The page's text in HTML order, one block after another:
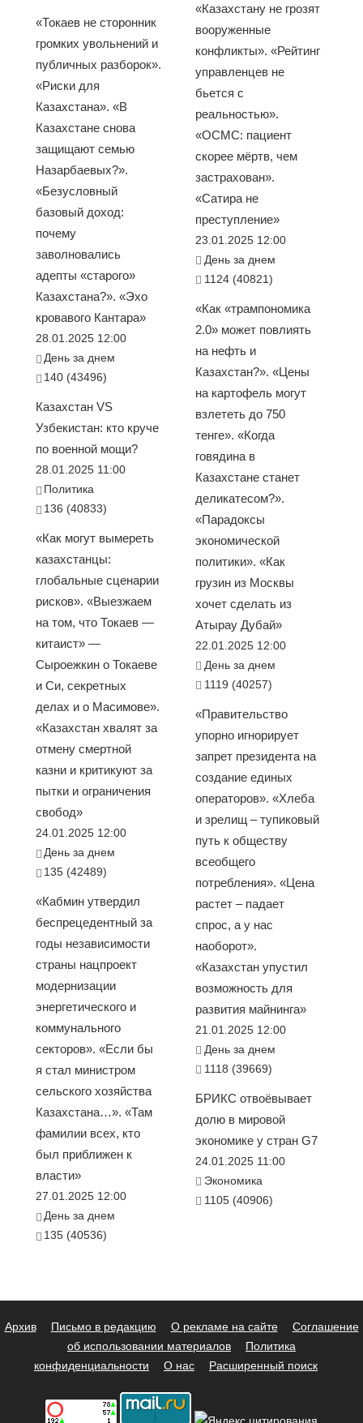
«Токаев не сторонник
громких увольнений и
публичных разборок».
«Риски для
Казахстана». «В
Казахстане снова
защищают семью
Назарбаевых?».
«Безусловный
базовый доход:
почему
заволновались
адепты «старого»
Казахстана?». «Эхо
кровавого Кантара»
28.01.2025 12:00
День за днем
140 (43496)
Казахстан VS
Узбекистан: кто круче
по военной мощи?
28.01.2025 11:00
Политика
136 (40833)
«Как могут вымереть
казахстанцы:
глобальные сценарии
рисков». «Выезжаем
на том, что Токаев —
китаист» —
Сыроежкин о Токаеве
и Си, секретных
делах и о Масимове».
«Казахстан хвалят за
отмену смертной
казни и критикуют за
пытки и ограничения
свобод»
24.01.2025 12:00
День за днем
135 (42489)
«Кабмин утвердил
беспрецедентный за
годы независимости
страны нацпроект
модернизации
энергетического и
коммунального
секторов». «Если бы
я стал министром
сельского хозяйства
Казахстана…». «Там
фамилии всех, кто
был приближен к
власти»
27.01.2025 12:00
День за днем
135 (40536)
«Казахстану не грозят
вооруженные
конфликты». «Рейтинг
управленцев не
бьется с
реальностью».
«ОСМС: пациент
скорее мёртв, чем
застрахован».
«Сатира не
преступление»
23.01.2025 12:00
День за днем
1124 (40821)
«Как «трампономика
2.0» может повлиять
на нефть и
Казахстан?». «Цены
на картофель могут
взлететь до 750
тенге». «Когда
говядина в
Казахстане станет
деликатесом?».
«Парадоксы
экономической
политики». «Как
грузин из Москвы
хочет сделать из
Атырау Дубай»
22.01.2025 12:00
День за днем
1119 (40257)
«Правительство
упорно игнорирует
запрет президента на
создание единых
операторов». «Хлеба
и зрелищ – тупиковый
путь к обществу
всеобщего
потребления». «Цена
растет – падает
спрос, а у нас
наоборот».
«Казахстан упустил
возможность для
развития майнинга»
21.01.2025 12:00
День за днем
1118 (39669)
БРИКС отвоёвывает
долю в мировой
экономике у стран G7
24.01.2025 11:00
Экономика
1105 (40906)
Архив Письмо в редакцию О рекламе на сайте
Соглашение
об использовании материалов
Политика
конфиденциальности
О нас Расширенный поиск